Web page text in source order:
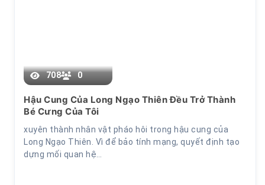
708 0
Hậu Cung Của Long Ngạo Thiên Đều Trở Thành
Bé Cưng Của Tôi
xuyên thành nhân vật pháo hôi trong hậu cung của
Long Ngạo Thiên. Vì để bảo tính mạng, quyết định tạo
dựng mối quan hệ…